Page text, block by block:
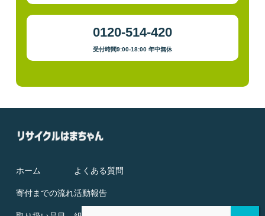
0120-514-420
受付時間9:00-18:00 年中無休
ホーム
寄付までの流れ
よくある質問
活動報告